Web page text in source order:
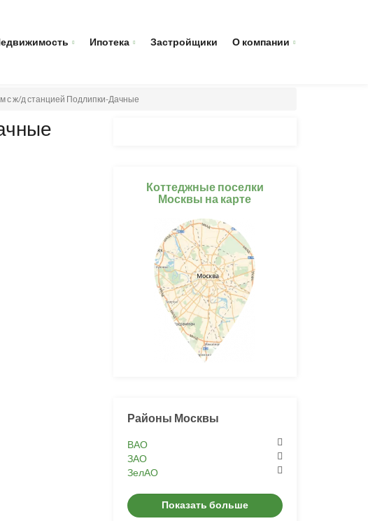
Ипотека Застройщики О компании
с ж/д станцией Подлипки-Дачные
Коттеджные поселки
Москвы на карте
Районы Москвы
ВАО
ЗАО
ЗелАО
Показать больше